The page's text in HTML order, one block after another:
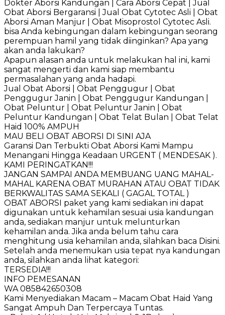
Dokter Aborsi Kandungan | Cara Aborsi Cepat | Jual
Obat Aborsi Bergaransi | Jual Obat Cytotec Asli | Obat
Aborsi Aman Manjur | Obat Misoprostol Cytotec Asli.
bisa Anda kebingungan dalam kebingungan seorang
perempuan hamil yang tidak diinginkan? Apa yang
akan anda lakukan?
Apapun alasan anda untuk melakukan hal ini, kami
sangat mengerti dan kami siap membantu
permasalahan yang anda hadapi.
Jual Obat Aborsi | Obat Penggugur | Obat
Penggugur Janin | Obat Penggugur Kandungan |
Obat Peluntur | Obat Peluntur Janin | Obat
Peluntur Kandungan | Obat Telat Bulan | Obat Telat
Haid 100% AMPUH
MAU BELI OBAT ABORSI DI SINI AJA
Garansi Dan Terbukti Obat Aborsi Kami Mampu
Menangani Hingga Keadaan URGENT ( MENDESAK ).
KAMI PERINGATKAN!!!
JANGAN SAMPAI ANDA MEMBUANG UANG MAHAL-
MAHAL KARENA OBAT MURAHAN ATAU OBAT TIDAK
BERKWALITAS SAMA SEKALI ( GAGAL TOTAL )
OBAT ABORSI paket yang kami sediakan ini dapat
digunakan untuk kehamilan sesuai usia kandungan
anda, sediakan manjur untuk melunturkan
kehamilan anda. Jika anda belum tahu cara
menghitung usia kehamilan anda, silahkan baca Disini.
Setelah anda menemukan usia tepat nya kandungan
anda, silahkan anda lihat kategori:
TERSEDIA!!!
INFO PEMESANAN
WA 085842650308
Kami Menyediakan Macam – Macam Obat Haid Yang
Sangat Ampuh Dan Terpercaya Tuntas.